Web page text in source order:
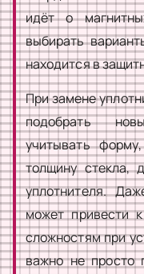
идёт о
выбирать
находится в
При замене
подобрать
учитывать
толщину стекла,
уплотнителя.
может привести
сложностям при
важно не просто